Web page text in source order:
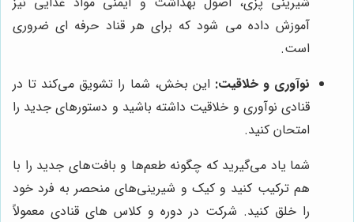
آموزش داده می شود که برای هر قناد حرفه ای ضروری
است.
نوآوری و خلاقیت: این بخش، شما را تشویق می‌کند تا در
قنادی نوآوری و خلاقیت داشته باشید و دستورهای جدید را
امتحان کنید.
شما یاد می‌گیرید که چگونه طعم‌ها و بافت‌های جدید را با
هم ترکیب کنید و کیک و شیرینی‌های منحصر به فرد خود
را خلق کنید. شرکت در دوره و کلاس های قنادی معمولاً